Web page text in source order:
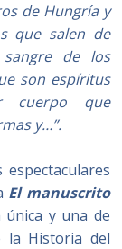
de Hungría y
que salen de
de los
son espíritus
cuerpo que
y…”.
El manuscrito
y una de
la Historia del